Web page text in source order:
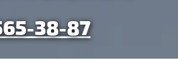
38-87